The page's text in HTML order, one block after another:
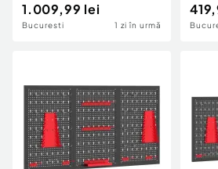
Reglabil, pentru O
Persoană, Roșu Vișiniu
1.009,99 lei
Bucuresti 1 zi în urmă